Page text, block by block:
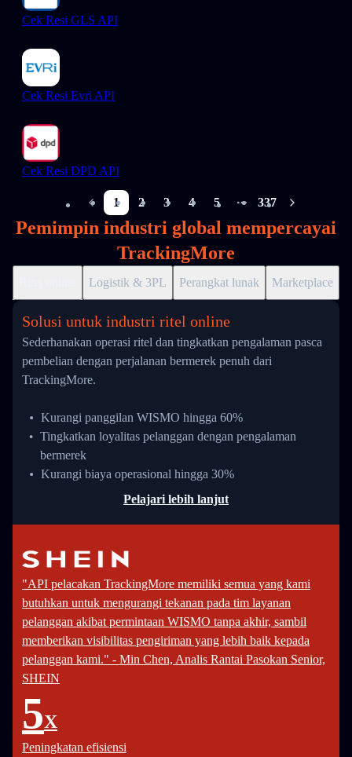
Cek Resi GLS API
Cek Resi Evri API
Cek Resi DPD API
1 2 3 4 5
More pages
337
Pemimpin industri global mempercayai
TrackingMore
Logistik & 3PL Perangkat lunak Marketplace
Solusi untuk industri ritel online
Sederhanakan operasi ritel dan tingkatkan pengalaman pasca
pembelian dengan perjalanan bermerek penuh dari
TrackingMore.
Kurangi panggilan WISMO hingga 60%
Tingkatkan loyalitas pelanggan dengan pengalaman
bermerek
Kurangi biaya operasional hingga 30%
Pelajari lebih lanjut
"API pelacakan TrackingMore memiliki semua yang kami
butuhkan untuk mengurangi tekanan pada tim layanan
pelanggan akibat permintaan WISMO tanpa akhir, sambil
memberikan visibilitas pengiriman yang lebih baik kepada
pelanggan kami." - Min Chen, Analis Rantai Pasokan Senior,
SHEIN
5X
Peningkatan efisiensi